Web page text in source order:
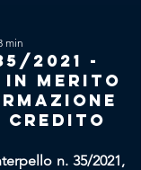
2021 -
in merito
credito
min
n. 35/2021,